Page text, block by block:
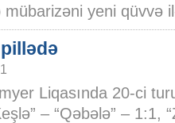
mübarizəni yeni
Liqasında 20-ci
– “Qəbələ” – 1:1,